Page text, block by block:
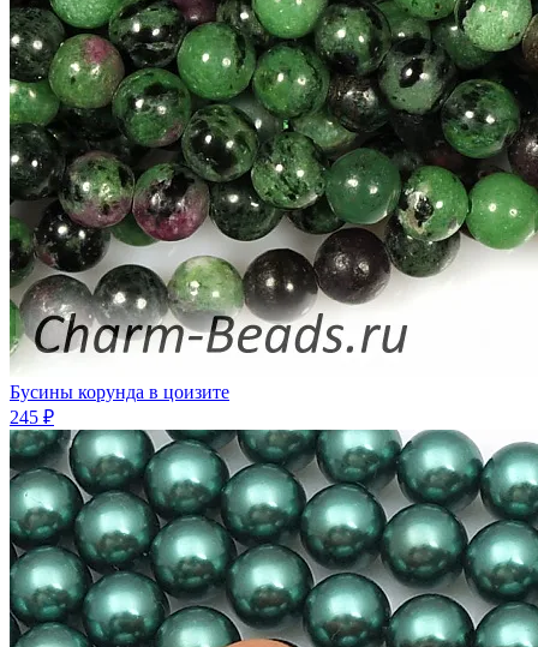
Бусины корунда в цоизите
245 ₽